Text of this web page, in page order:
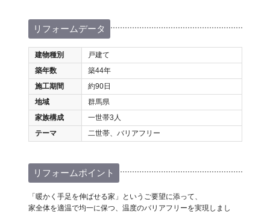
リフォームデータ
建物種別
戸建て
築年数
築44年
施工期間
約90日
地域
群馬県
家族構成
一世帯3人
テーマ
二世帯、バリアフリー
リフォームポイント
「暖かく手足を伸ばせる家」というご要望に添って、
家全体を適温で均一に保つ、温度のバリアフリーを実現しまし